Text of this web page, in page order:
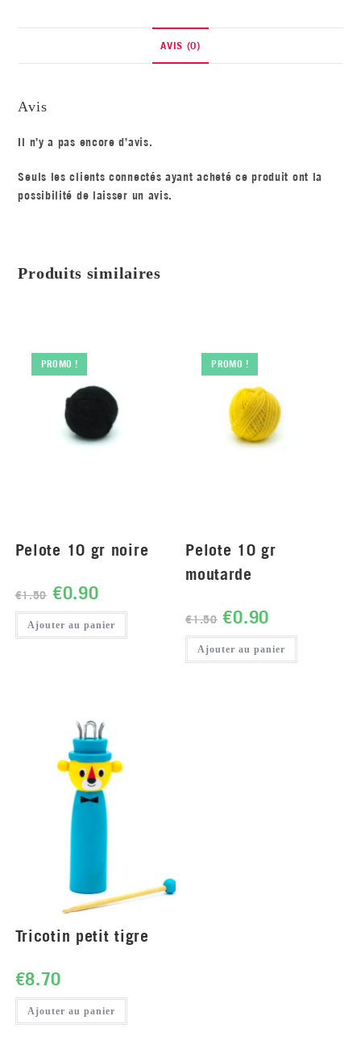
AVIS (0)
Avis
Il n’y a pas encore d’avis.
Seuls les clients connectés ayant acheté ce produit ont la
possibilité de laisser un avis.
Produits similaires
PROMO !
Pelote 10 gr noire
€1.50 €0.90
Ajouter au panier
PROMO !
Pelote 10 gr
moutarde
€1.50 €0.90
Ajouter au panier
Tricotin petit tigre
€8.70
Ajouter au panier